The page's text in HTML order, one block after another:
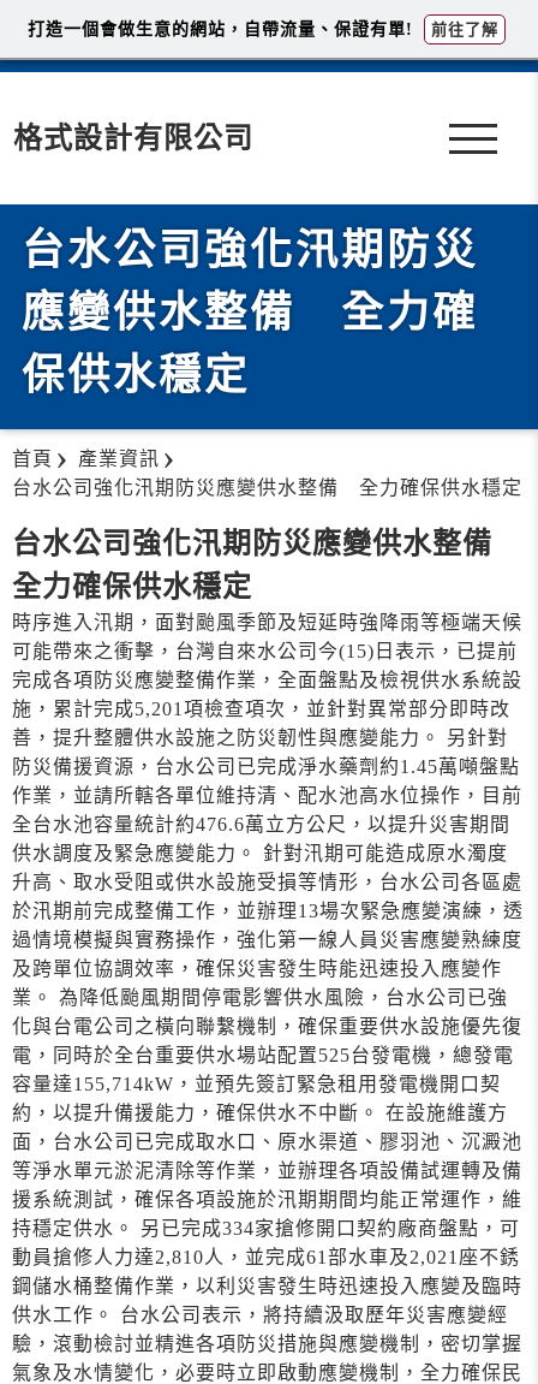
格式設計有限公司
台水公司強化汛期防災
應變供水整備 全力確
保供水穩定
首頁
產業資訊
台水公司強化汛期防災應變供水整備 全力確保供水穩定
台水公司強化汛期防災應變供水整備
全力確保供水穩定
時序進入汛期，面對颱風季節及短延時強降雨等極端天候
可能帶來之衝擊，台灣自來水公司今(15)日表示，已提前
完成各項防災應變整備作業，全面盤點及檢視供水系統設
施，累計完成5,201項檢查項次，並針對異常部分即時改
善，提升整體供水設施之防災韌性與應變能力。 另針對
防災備援資源，台水公司已完成淨水藥劑約1.45萬噸盤點
作業，並請所轄各單位維持清、配水池高水位操作，目前
全台水池容量統計約476.6萬立方公尺，以提升災害期間
供水調度及緊急應變能力。 針對汛期可能造成原水濁度
升高、取水受阻或供水設施受損等情形，台水公司各區處
於汛期前完成整備工作，並辦理13場次緊急應變演練，透
過情境模擬與實務操作，強化第一線人員災害應變熟練度
及跨單位協調效率，確保災害發生時能迅速投入應變作
業。 為降低颱風期間停電影響供水風險，台水公司已強
化與台電公司之橫向聯繫機制，確保重要供水設施優先復
電，同時於全台重要供水場站配置525台發電機，總發電
容量達155,714kW，並預先簽訂緊急租用發電機開口契
約，以提升備援能力，確保供水不中斷。 在設施維護方
面，台水公司已完成取水口、原水渠道、膠羽池、沉澱池
等淨水單元淤泥清除等作業，並辦理各項設備試運轉及備
援系統測試，確保各項設施於汛期期間均能正常運作，維
持穩定供水。 另已完成334家搶修開口契約廠商盤點，可
動員搶修人力達2,810人，並完成61部水車及2,021座不銹
鋼儲水桶整備作業，以利災害發生時迅速投入應變及臨時
供水工作。 台水公司表示，將持續汲取歷年災害應變經
驗，滾動檢討並精進各項防災措施與應變機制，密切掌握
氣象及水情變化，必要時立即啟動應變機制，全力確保民
打造一個會做生意的網站，自帶流量、保證有單! 前往了解